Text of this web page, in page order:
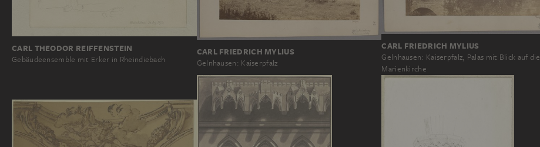
CARL THEODOR REIFFENSTEIN
Gebäudeensemble mit Erker in Rheindiebach
CARL FRIEDRICH MYLIUS
Gelnhausen: Kaiserpfalz
CARL FRIEDRICH MYLIUS
Gelnhausen: Kaiserpfalz, Palas mit Blick auf die
Marienkirche